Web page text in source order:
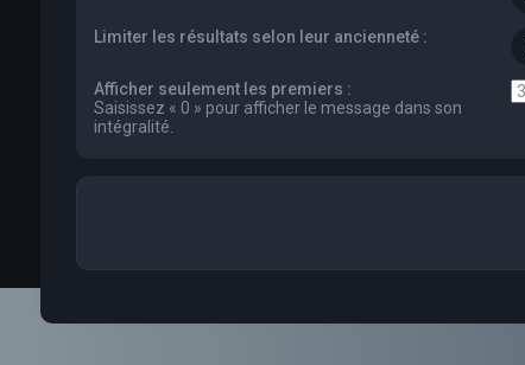
Limiter les résultats selon leur ancienneté :
Afficher seulement les premiers :
Saisissez « 0 » pour afficher le message dans son
intégralité.